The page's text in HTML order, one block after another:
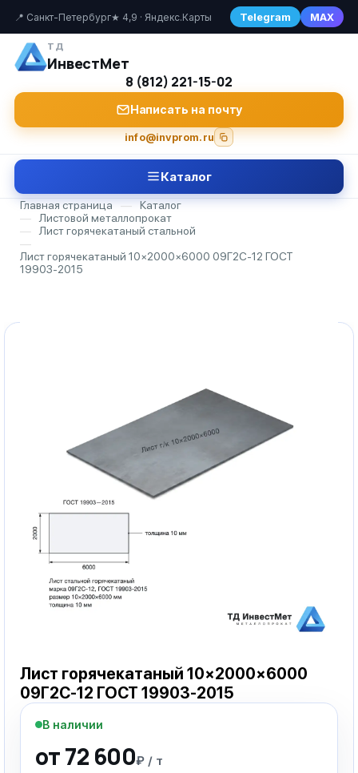
📍 Санкт-Петербург★ 4,9 · Яндекс.Карты Telegram MAX
ТД
ИнвестМет
8 (812) 221-15-02
Написать на почту
info@invprom.ru
Каталог
Главная страница —
Каталог
—
Листовой металлопрокат
—
Лист горячекатаный стальной
—
Лист горячекатаный 10×2000×6000 09Г2С-12 ГОСТ
19903-2015
Лист горячекатаный 10×2000×6000
09Г2С-12 ГОСТ 19903-2015
В наличии
от 72 600₽ / т